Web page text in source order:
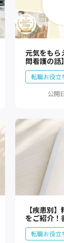
元気をもら
問看護の
転職お役立
公開
【疾患別
をご紹介
転職お役立